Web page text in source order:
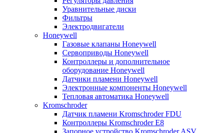
Уравнительные диски
Фильтры
Электродвигатели
Honeywell
Газовые клапаны Honeywell
Сервоприводы Honeywell
Контроллеры и дополнительное
оборудование Honeywell
Датчики пламени Honeywell
Электронные компоненты Honeywell
Тепловая автоматика Honeywell
Kromschroder
Датчик пламени Kromschroder FDU
Контроллеры Kromschroder E8
Запорное устройство Kromschroder ASV